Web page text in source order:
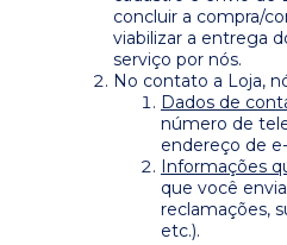
concluir a compra/
viabilizar a entrega
serviço por nós.
No contato a Loja,
Dados de
número de
endereço de
Informações
que você
reclamações,
etc.).